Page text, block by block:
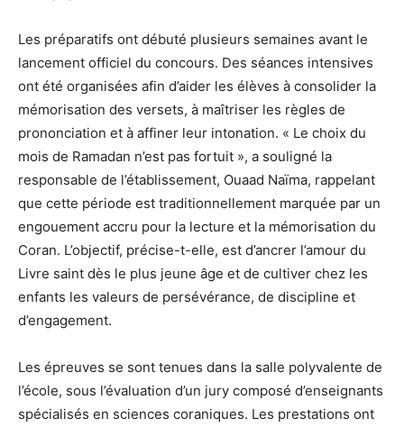
Les préparatifs ont débuté plusieurs semaines avant le
lancement officiel du concours. Des séances intensives
ont été organisées afin d’aider les élèves à consolider la
mémorisation des versets, à maîtriser les règles de
prononciation et à affiner leur intonation. « Le choix du
mois de Ramadan n’est pas fortuit », a souligné la
responsable de l’établissement, Ouaad Naïma, rappelant
que cette période est traditionnellement marquée par un
engouement accru pour la lecture et la mémorisation du
Coran. L’objectif, précise-t-elle, est d’ancrer l’amour du
Livre saint dès le plus jeune âge et de cultiver chez les
enfants les valeurs de persévérance, de discipline et
d’engagement.
Les épreuves se sont tenues dans la salle polyvalente de
l’école, sous l’évaluation d’un jury composé d’enseignants
spécialisés en sciences coraniques. Les prestations ont